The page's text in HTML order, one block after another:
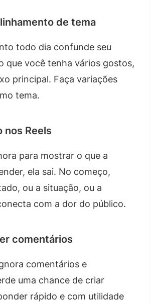
de tema
todo dia confunde seu
que você tenha vários gostos,
principal. Faça variações
tema.
nos Reels
para mostrar o que a
ela sai. No começo,
ou a situação, ou a
com a dor do público.
comentários
comentários e
uma chance de criar
rápido e com utilidade